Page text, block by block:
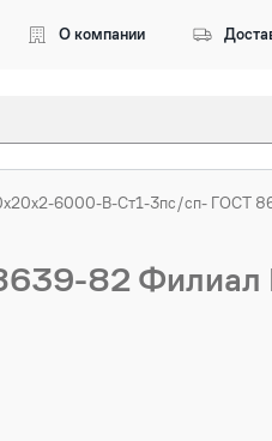
О компании
6000-В-Ст1-3пс/сп- ГОСТ
82